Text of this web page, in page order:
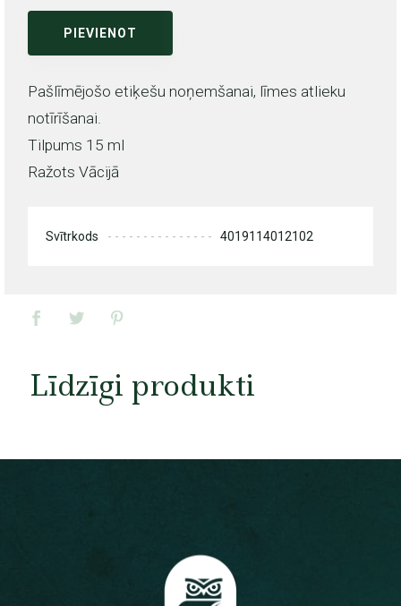
PIEVIENOT
Pašlīmējošo etiķešu noņemšanai, līmes atlieku
notīrīšanai.
Tilpums 15 ml
Ražots Vācijā
Svītrkods 4019114012102
Līdzīgi produkti